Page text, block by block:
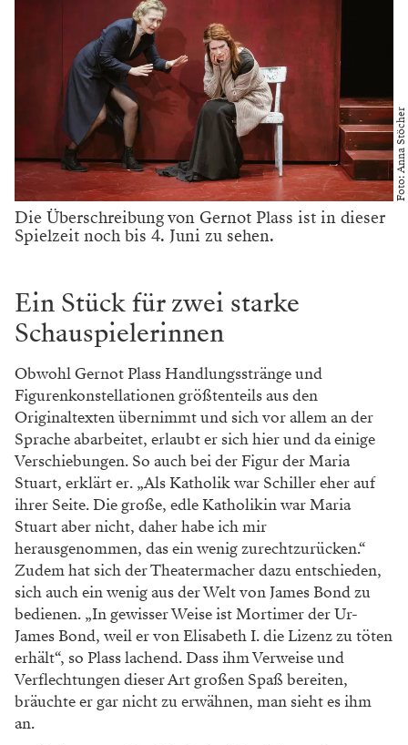
Foto: Anna Stöcher
Die Überschreibung von Gernot Plass ist in dieser
Spielzeit noch bis 4. Juni zu sehen.
Ein Stück für zwei starke
Schauspielerinnen
Obwohl Gernot Plass Handlungsstränge und
Figurenkonstellationen größtenteils aus den
Originaltexten übernimmt und sich vor allem an der
Sprache abarbeitet, erlaubt er sich hier und da einige
Verschiebungen. So auch bei der Figur der Maria
Stuart, erklärt er. „Als Katholik war Schiller eher auf
ihrer Seite. Die große, edle Katholikin war Maria
Stuart aber nicht, daher habe ich mir
herausgenommen, das ein wenig zurechtzurücken.“
Zudem hat sich der Theatermacher dazu entschieden,
sich auch ein wenig aus der Welt von James Bond zu
bedienen. „In gewisser Weise ist Mortimer der Ur-
James Bond, weil er von Elisabeth I. die Lizenz zu töten
erhält“, so Plass lachend. Dass ihm Verweise und
Verflechtungen dieser Art großen Spaß bereiten,
bräuchte er gar nicht zu erwähnen, man sieht es ihm
an.